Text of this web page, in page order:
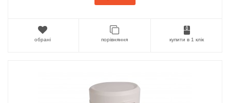
обрані порівняння купити в 1 клік